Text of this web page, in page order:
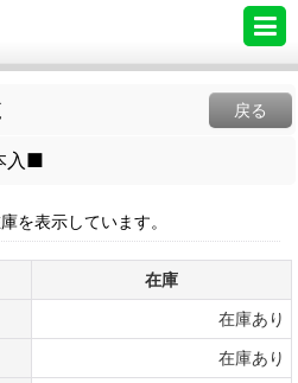
戻る
入■
を表示しています。
在庫
在庫あり
在庫あり